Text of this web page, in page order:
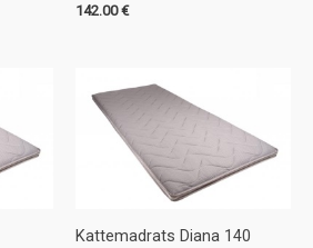
142.00€
Kattemadrats Diana 140